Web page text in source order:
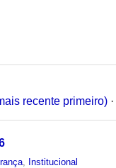
recente primeiro) ·
Institucional